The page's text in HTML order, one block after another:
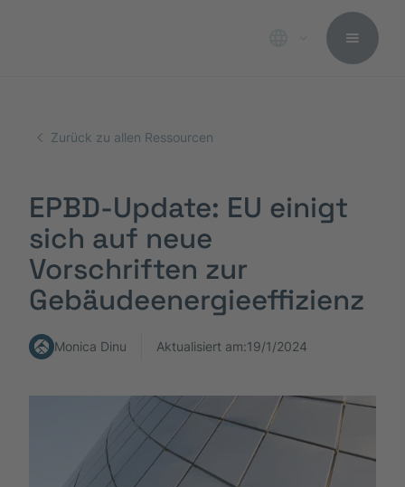
Zurück zu allen Ressourcen
EPBD-Update: EU einigt
sich auf neue
Vorschriften zur
Gebäudeenergieeffizienz
Monica Dinu Aktualisiert am:19/1/2024